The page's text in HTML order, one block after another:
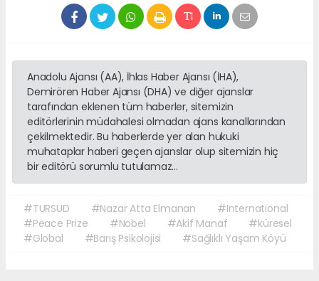
Anadolu Ajansı (AA), İhlas Haber Ajansı (İHA),
Demirören Haber Ajansı (DHA) ve diğer ajanslar
tarafından eklenen tüm haberler, sitemizin
editörlerinin müdahalesi olmadan ajans kanallarından
çekilmektedir. Bu haberlerde yer alan hukuki
muhataplar haberi geçen ajanslar olup sitemizin hiç
bir editörü sorumlu tutulamaz...
#TURSUD #Nazar Atta Elmanan
#International
#Peace Prize
#Nobel #Akif Manaf
#küresel
#Global
#Barış Psikolojisi #Sağlıklı Yaşam Köyü